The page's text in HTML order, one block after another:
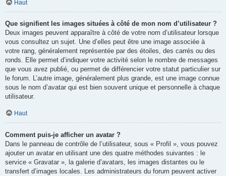
Haut
Que signifient les images situées à côté de mon nom d’utilisateur ?
Deux images peuvent apparaître à côté de votre nom d’utilisateur lorsque
vous consultez un sujet. Une d’elles peut être une image associée à
votre rang, généralement représentée par des étoiles, des carrés ou des
ronds. Elle permet d’indiquer votre activité selon le nombre de messages
que vous avez publié, ou permet de différencier votre statut particulier sur
le forum. L’autre image, généralement plus grande, est une image connue
sous le nom d’avatar qui est bien souvent unique et personnelle à chaque
utilisateur.
Haut
Comment puis-je afficher un avatar ?
Dans le panneau de contrôle de l’utilisateur, sous « Profil », vous pouvez
ajouter un avatar en utilisant une des quatre méthodes suivantes : le
service « Gravatar », la galerie d’avatars, les images distantes ou le
transfert d’images locales. Les administrateurs du forum peuvent activer